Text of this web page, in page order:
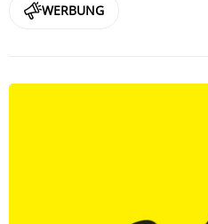
WERBUNG